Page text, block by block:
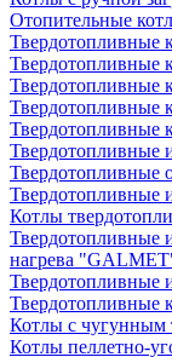
Отопительные
Твердотопливные
Твердотопливные
Твердотопливные
Твердотопливные
Твердотопливные
Твердотопливные
Твердотопливные
Твердотопливные
Котлы
Твердотопливные
нагрева
Твердотопливные
Котлы с чугунным
Котлы пеллетно-